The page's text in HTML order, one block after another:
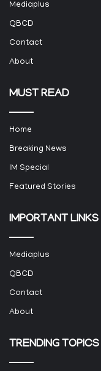
Mediaplus
QBCD
Contact
About
MUST READ
Home
Breaking News
IM Special
Featured Stories
IMPORTANT LINKS
Mediaplus
QBCD
Contact
About
TRENDING TOPICS